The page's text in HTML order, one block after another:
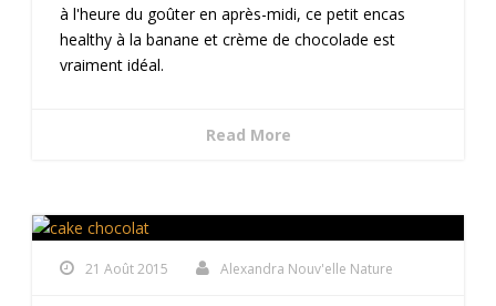
à l'heure du goûter en après-midi, ce petit encas
healthy à la banane et crème de chocolade est
vraiment idéal.
Read More
21 Août 2015 Alexandra Nouv'elle Nature